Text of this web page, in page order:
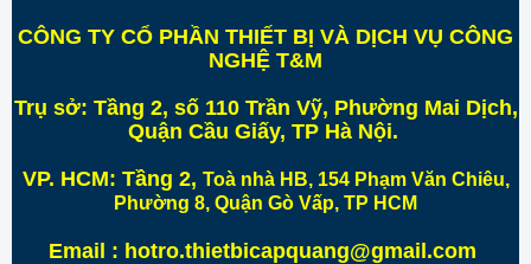
CÔNG TY CỔ PHẦN THIẾT BỊ VÀ DỊCH VỤ CÔNG
NGHỆ T&M
Trụ sở: Tầng 2, số 110 Trần Vỹ, Phường Mai Dịch,
Quận Cầu Giấy, TP Hà Nội.
VP. HCM: Tầng 2, Toà nhà HB, 154 Phạm Văn Chiêu,
Phường 8, Quận Gò Vấp, TP HCM
Email : hotro.thietbicapquang@gmail.com